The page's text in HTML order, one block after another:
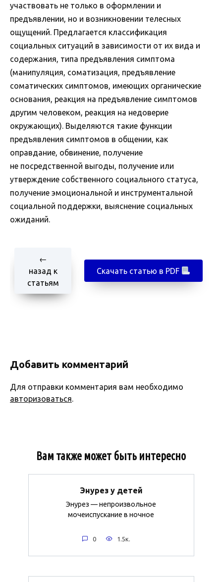
участвовать не только в оформлении и
предъявлении, но и возникновении телесных
ощущений. Предлагается классификация
социальных ситуаций в зависимости от их вида и
содержания, типа предъявления симптома
(манипуляция, соматизация, предъявление
соматических симптомов, имеющих органические
основания, реакция на предъявление симптомов
другим человеком, реакция на недоверие
окружающих). Выделяются такие функции
предъявления симптомов в общении, как
оправдание, обвинение, получение
не посредственной выгоды, получение или
утверждение собственного социального статуса,
получение эмоциональной и инструментальной
социальной поддержки, выяснение социальных
ожиданий.
←
назад к
статьям
Скачать статью в PDF
Добавить комментарий
Для отправки комментария вам необходимо
авторизоваться.
Вам также может быть интересно
Энурез у детей
Энурез — непроизвольное
мочеиспускание в ночное
0 1.5к.